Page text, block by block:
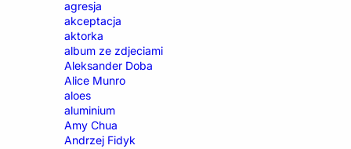
agresja
akceptacja
aktorka
album ze zdjeciami
Aleksander Doba
Alice Munro
aloes
aluminium
Amy Chua
Andrzej Fidyk